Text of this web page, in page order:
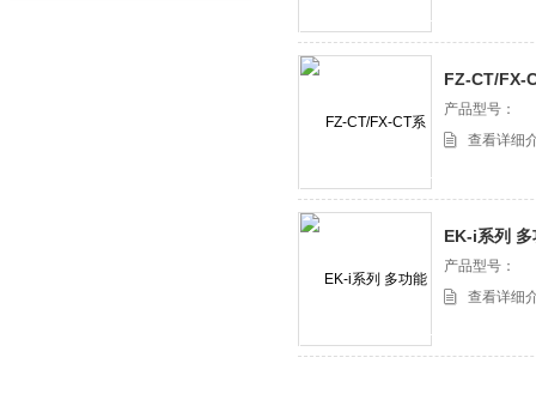
FZ-CT/FX-
平
产品型号：
查看详细
EK-i系列
产品型号：
查看详细